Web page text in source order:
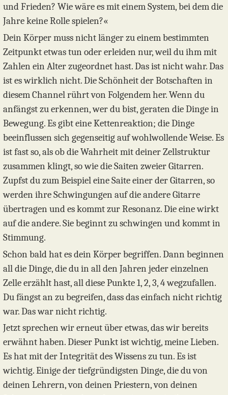
und Frieden? Wie wäre es mit einem System, bei dem die
Jahre keine Rolle spielen?«
Dein Körper muss nicht länger zu einem bestimmten
Zeitpunkt etwas tun oder erleiden nur, weil du ihm mit
Zahlen ein Alter zugeordnet hast. Das ist nicht wahr. Das
ist es wirklich nicht. Die Schönheit der Botschaften in
diesem Channel rührt von Folgendem her. Wenn du
anfängst zu erkennen, wer du bist, geraten die Dinge in
Bewegung. Es gibt eine Kettenreaktion; die Dinge
beeinflussen sich gegenseitig auf wohlwollende Weise. Es
ist fast so, als ob die Wahrheit mit deiner Zellstruktur
zusammen klingt, so wie die Saiten zweier Gitarren.
Zupfst du zum Beispiel eine Saite einer der Gitarren, so
werden ihre Schwingungen auf die andere Gitarre
übertragen und es kommt zur Resonanz. Die eine wirkt
auf die andere. Sie beginnt zu schwingen und kommt in
Stimmung.
Schon bald hat es dein Körper begriffen. Dann beginnen
all die Dinge, die du in all den Jahren jeder einzelnen
Zelle erzählt hast, all diese Punkte 1, 2, 3, 4 wegzufallen.
Du fängst an zu begreifen, dass das einfach nicht richtig
war. Das war nicht richtig.
Jetzt sprechen wir erneut über etwas, das wir bereits
erwähnt haben. Dieser Punkt ist wichtig, meine Lieben.
Es hat mit der Integrität des Wissens zu tun. Es ist
wichtig. Einige der tiefgründigsten Dinge, die du von
deinen Lehrern, von deinen Priestern, von deinen